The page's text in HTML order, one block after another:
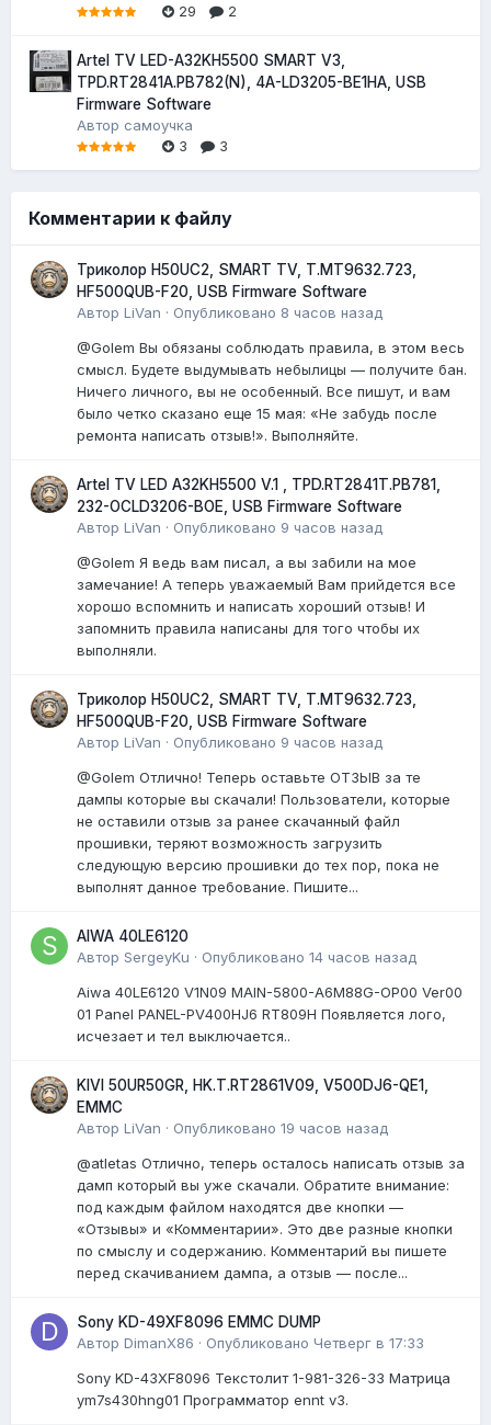
29
2
Artel TV LED-A32KH5500 SMART V3,
TPD.RT2841A.PB782(N), 4A-LD3205-BE1HA, USB
Firmware Software
Автор самоучка
3
3
Комментарии к файлу
Триколор H50UC2, SMART TV, T.MT9632.723,
HF500QUB-F20, USB Firmware Software
Автор LiVan · Опубликовано 8 часов назад
@Golem Вы обязаны соблюдать правила, в этом весь
смысл. Будете выдумывать небылицы — получите бан.
Ничего личного, вы не особенный. Все пишут, и вам
было четко сказано еще 15 мая: «Не забудь после
ремонта написать отзыв!». Выполняйте.
Artel TV LED A32KH5500 V.1 , TPD.RT2841T.PB781,
232-OCLD3206-BOE, USB Firmware Software
Автор LiVan · Опубликовано 9 часов назад
@Golem Я ведь вам писал, а вы забили на мое
замечание! А теперь уважаемый Вам прийдется все
хорошо вспомнить и написать хороший отзыв! И
запомнить правила написаны для того чтобы их
выполняли.
Триколор H50UC2, SMART TV, T.MT9632.723,
HF500QUB-F20, USB Firmware Software
Автор LiVan · Опубликовано 9 часов назад
@Golem Отлично! Теперь оставьте ОТЗЫВ за те
дампы которые вы скачали! Пользователи, которые
не оставили отзыв за ранее скачанный файл
прошивки, теряют возможность загрузить
следующую версию прошивки до тех пор, пока не
выполнят данное требование. Пишите...
AIWA 40LE6120
Автор SergeyKu · Опубликовано 14 часов назад
Aiwa 40LE6120 V1N09 MAIN-5800-A6M88G-OP00 Ver00
01 Panel PANEL-PV400HJ6 RT809H Появляется лого,
исчезает и тел выключается..
KIVI 50UR50GR, HK.T.RT2861V09, V500DJ6-QE1,
EMMC
Автор LiVan · Опубликовано 19 часов назад
@atletas Отлично, теперь осталось написать отзыв за
дамп который вы уже скачали. Обратите внимание:
под каждым файлом находятся две кнопки —
«Отзывы» и «Комментарии». Это две разные кнопки
по смыслу и содержанию. Комментарий вы пишете
перед скачиванием дампа, а отзыв — после...
Sony KD-49XF8096 EMMC DUMP
Автор DimanX86 · Опубликовано Четверг в 17:33
Sony KD-43XF8096 Текстолит 1-981-326-33 Матрица
ym7s430hng01 Программатор ennt v3.